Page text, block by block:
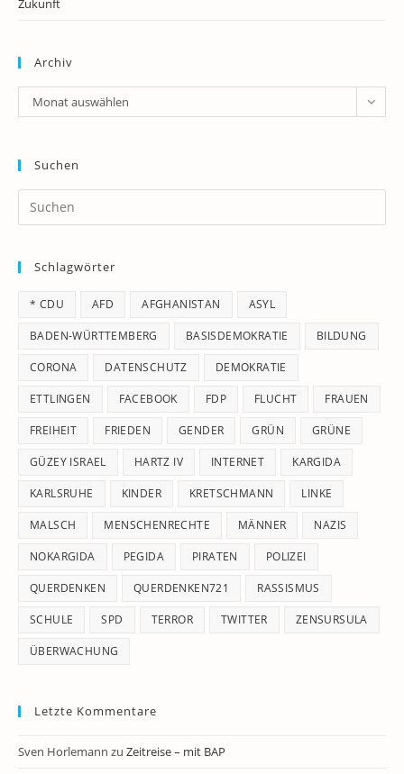
Zukunft
Archiv
Archiv
Monat auswählen
Suchen
Schlagwörter
* CDU AFD AFGHANISTAN ASYL
BADEN-WÜRTTEMBERG BASISDEMOKRATIE BILDUNG
CORONA DATENSCHUTZ DEMOKRATIE
ETTLINGEN FACEBOOK FDP FLUCHT FRAUEN
FREIHEIT FRIEDEN GENDER GRÜN GRÜNE
GÜZEY ISRAEL HARTZ IV INTERNET KARGIDA
KARLSRUHE KINDER KRETSCHMANN LINKE
MALSCH MENSCHENRECHTE MÄNNER NAZIS
NOKARGIDA PEGIDA PIRATEN POLIZEI
QUERDENKEN QUERDENKEN721 RASSISMUS
SCHULE SPD TERROR TWITTER ZENSURSULA
ÜBERWACHUNG
Letzte Kommentare
Sven Horlemann zu Zeitreise – mit BAP